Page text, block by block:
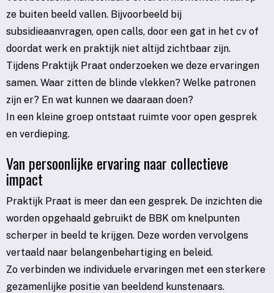
ze buiten beeld vallen. Bijvoorbeeld bij
subsidieaanvragen, open calls, door een gat in het cv of
doordat werk en praktijk niet altijd zichtbaar zijn.
Tijdens Praktijk Praat onderzoeken we deze ervaringen
samen. Waar zitten de blinde vlekken? Welke patronen
zijn er? En wat kunnen we daaraan doen?
In een kleine groep ontstaat ruimte voor open gesprek
en verdieping.
Van persoonlijke ervaring naar collectieve
impact
Praktijk Praat is meer dan een gesprek. De inzichten die
worden opgehaald gebruikt de BBK om knelpunten
scherper in beeld te krijgen. Deze worden vervolgens
vertaald naar belangenbehartiging en beleid.
Zo verbinden we individuele ervaringen met een sterkere
gezamenlijke positie van beeldend kunstenaars.